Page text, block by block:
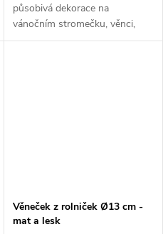
působivá dekorace na
vánočním stromečku, věnci,
dveřích apod. Zvuk je jemný a
Věneček z rolniček Ø13 cm -
mat a lesk